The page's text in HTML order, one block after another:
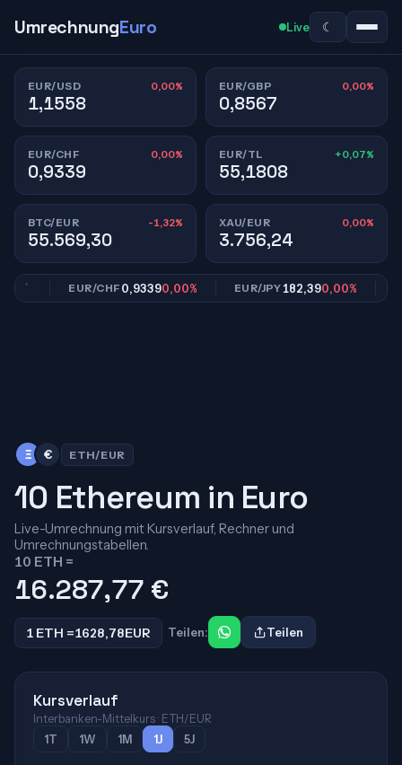
UmrechnungEuro Live ☾
EUR/USD 0,00%
1,1558
EUR/GBP 0,00%
0,8567
EUR/CHF 0,00%
0,9339
EUR/TL +0,07%
55,1808
BTC/EUR -1,32%
55.569,30
XAU/EUR 0,00%
3.756,24
EUR/CHF0,93390,00% EUR/JPY182,390,00%
Ξ € ETH/EUR
10 Ethereum in Euro
Live-Umrechnung mit Kursverlauf, Rechner und
Umrechnungstabellen.
10 ETH =
16.287,77 €
1 ETH =1628,78EUR Teilen: Teilen
Kursverlauf
Interbanken-Mittelkurs · ETH/EUR
1T
1W 1M 1J 5J